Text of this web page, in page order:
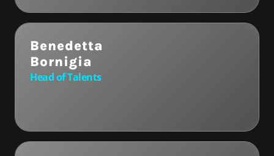
Benedetta
Bornigia
Head of Talents